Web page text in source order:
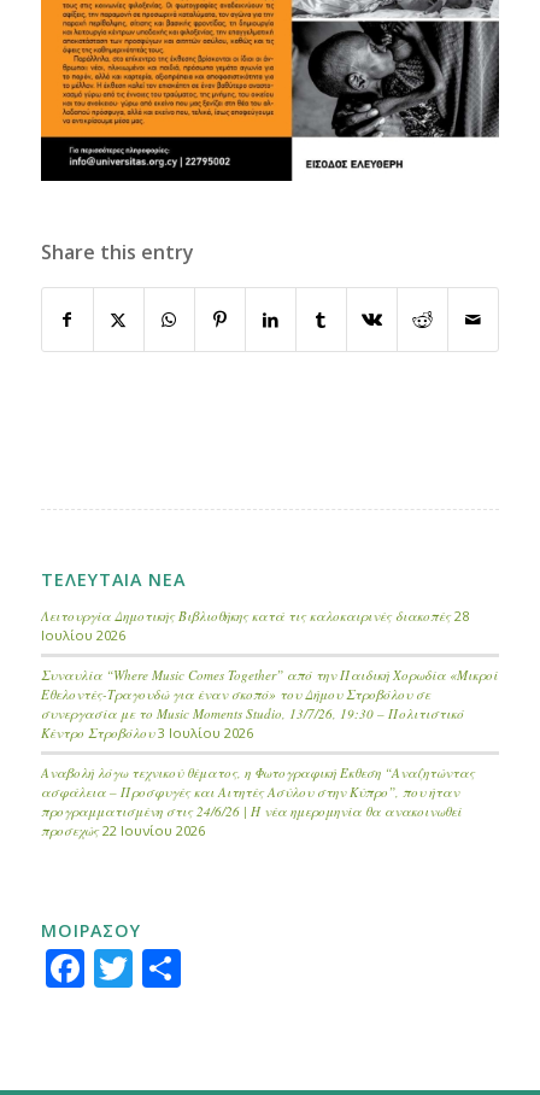
Share this entry
ΤΕΛΕΥΤΑΙΑ ΝΕΑ
Λειτουργία Δημοτικής Βιβλιοθήκης κατά τις καλοκαιρινές διακοπές 28
Ιουλίου 2026
Συναυλία “Where Music Comes Together” από την Παιδική Χορωδία «Μικροί
Εθελοντές-Τραγουδώ για έναν σκοπό» του Δήμου Στροβόλου σε
συνεργασία με το Music Moments Studio, 13/7/26, 19:30 – Πολιτιστικό
Κέντρο Στροβόλου 3 Ιουλίου 2026
Αναβολή λόγω τεχνικού θέματος, η Φωτογραφική Έκθεση “Αναζητώντας
ασφάλεια – Προσφυγές και Αιτητές Ασύλου στην Κύπρο”, που ήταν
προγραμματισμένη στις 24/6/26 | Η νέα ημερομηνία θα ανακοινωθεί
προσεχώς 22 Ιουνίου 2026
ΜΟΙΡΑΣΟΥ
Facebook
Twitter
Μοιραστείτε